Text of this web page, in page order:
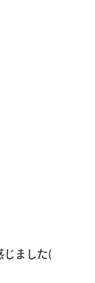
じました(